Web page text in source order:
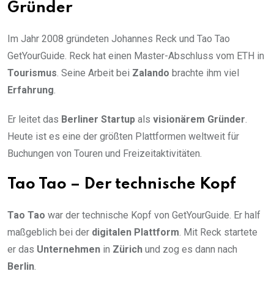
Gründer
Im Jahr 2008 gründeten Johannes Reck und Tao Tao
GetYourGuide. Reck hat einen Master-Abschluss vom ETH in
Tourismus. Seine Arbeit bei Zalando brachte ihm viel
Erfahrung.
Er leitet das Berliner Startup als visionärem Gründer.
Heute ist es eine der größten Plattformen weltweit für
Buchungen von Touren und Freizeitaktivitäten.
Tao Tao – Der technische Kopf
Tao Tao war der technische Kopf von GetYourGuide. Er half
maßgeblich bei der digitalen Plattform. Mit Reck startete
er das Unternehmen in Zürich und zog es dann nach
Berlin.